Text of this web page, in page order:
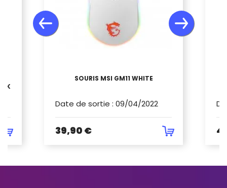
SOURIS MSI GM11 WHITE
Date de sortie : 09/04/2022
39,90 €